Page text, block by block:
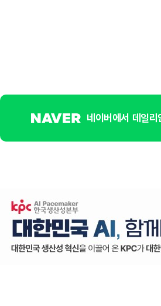
네이버에서 데일리